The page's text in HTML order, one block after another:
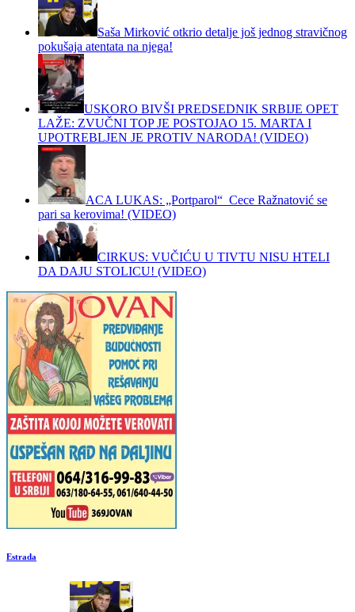
Saša Mirković otkrio detalje još jednog stravičnog
pokušaja atentata na njega!
USKORO BIVŠI PREDSEDNIK SRBIJE OPET
LAŽE: ZVUČNI TOP JE POSTOJAO 15. MARTA I
UPOTREBLJEN JE PROTIV NARODA! (VIDEO)
ACA LUKAS: „Portparol“ Cece Ražnatović se
pari sa kerovima! (VIDEO)
CIRKUS: VUČIĆU U TIVTU NISU HTELI
DA DAJU STOLICU! (VIDEO)
Estrada